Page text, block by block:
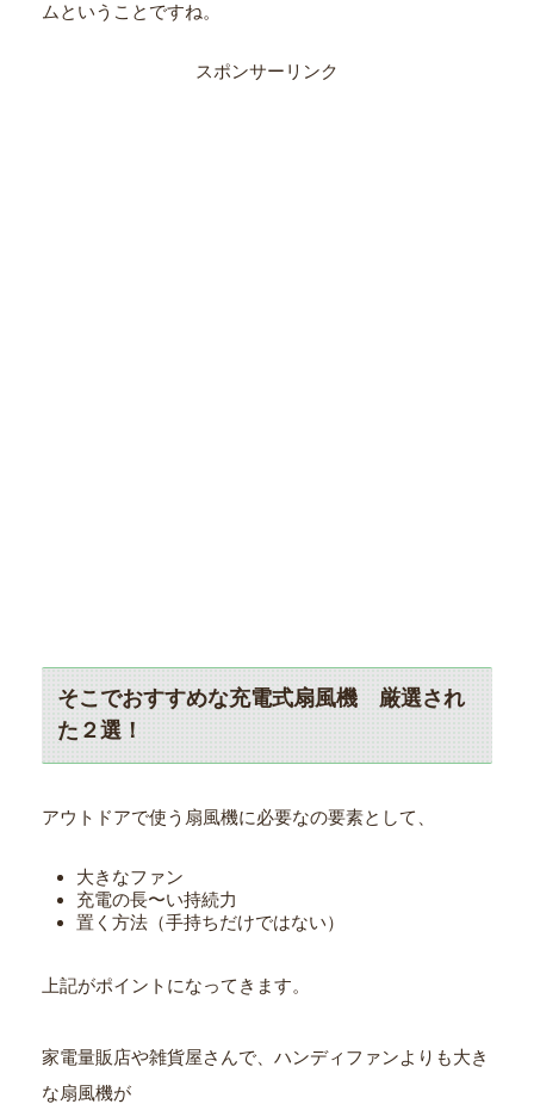
ムということですね。
スポンサーリンク
そこでおすすめな充電式扇風機 厳選され
た２選！
アウトドアで使う扇風機に必要なの要素として、
大きなファン
充電の長〜い持続力
置く方法（手持ちだけではない）
上記がポイントになってきます。
家電量販店や雑貨屋さんで、ハンディファンよりも大き
な扇風機が